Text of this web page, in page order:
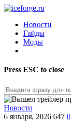
Новости
Гайды
Моды
Press ESC to close
Новости
6 января, 2026 647 0